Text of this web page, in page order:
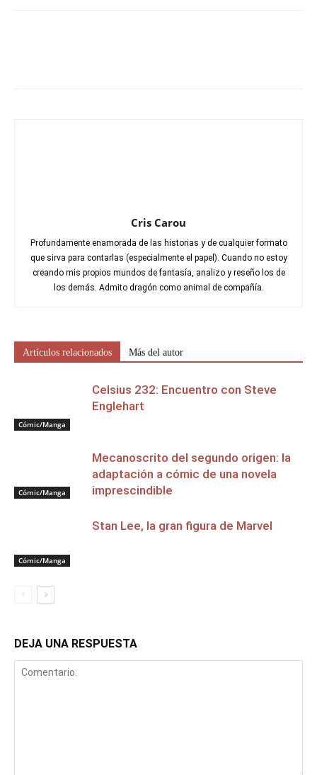
Cris Carou
Profundamente enamorada de las historias y de cualquier formato
que sirva para contarlas (especialmente el papel). Cuando no estoy
creando mis propios mundos de fantasía, analizo y reseño los de
los demás. Admito dragón como animal de compañía.
Artículos relacionados Más del autor
Cómic/Manga
Celsius 232: Encuentro con Steve
Englehart
Cómic/Manga
Mecanoscrito del segundo origen: la
adaptación a cómic de una novela
imprescindible
Cómic/Manga
Stan Lee, la gran figura de Marvel
DEJA UNA RESPUESTA